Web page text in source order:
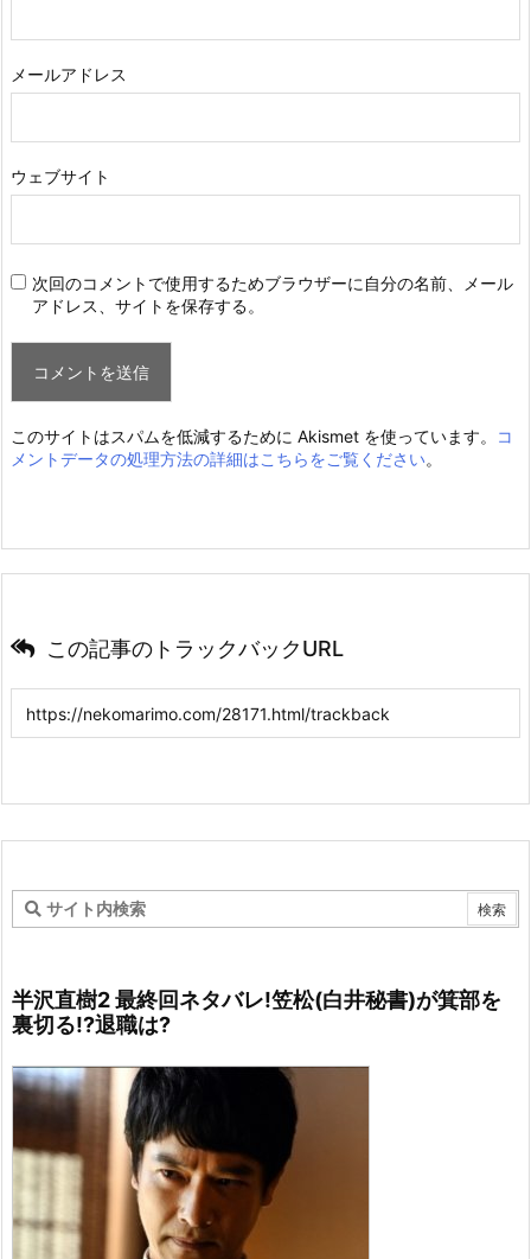
メールアドレス
ウェブサイト
次回のコメントで使用するためブラウザーに自分の名前、メール
アドレス、サイトを保存する。
このサイトはスパムを低減するために Akismet を使っています。
コ
メントデータの処理方法の詳細はこちらをご覧ください。
この記事のトラックバックURL
半沢直樹2 最終回ネタバレ!笠松(白井秘書)が箕部を
裏切る!?退職は?